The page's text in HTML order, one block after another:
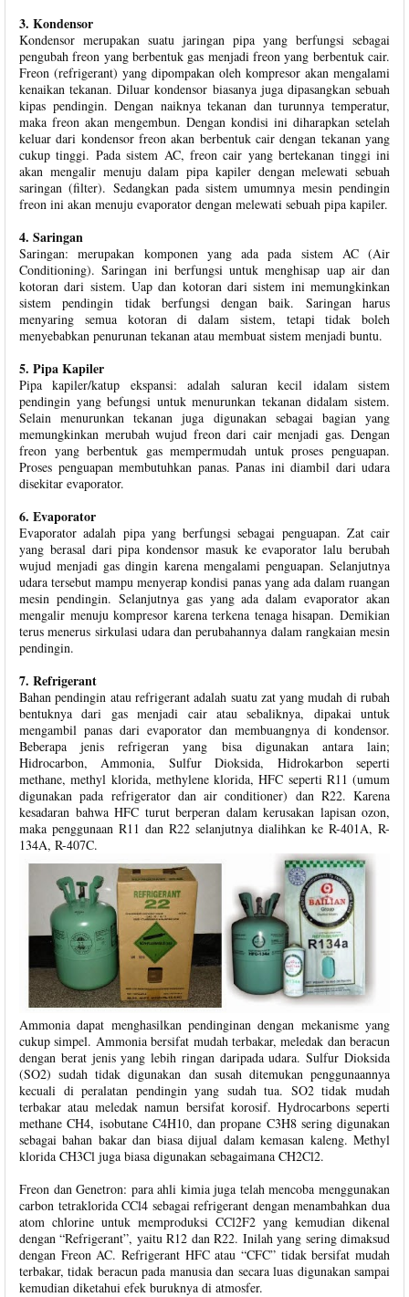
3. Kondensor
Kondensor merupakan suatu jaringan pipa yang berfungsi sebagai
pengubah freon yang berbentuk gas menjadi freon yang berbentuk cair.
Freon (refrigerant) yang dipompakan oleh kompresor akan mengalami
kenaikan tekanan. Diluar kondensor biasanya juga dipasangkan sebuah
kipas pendingin. Dengan naiknya tekanan dan turunnya temperatur,
maka freon akan mengembun. Dengan kondisi ini diharapkan setelah
keluar dari kondensor freon akan berbentuk cair dengan tekanan yang
cukup tinggi. Pada sistem AC, freon cair yang bertekanan tinggi ini
akan mengalir menuju dalam pipa kapiler dengan melewati sebuah
saringan (filter). Sedangkan pada sistem umumnya mesin pendingin
freon ini akan menuju evaporator dengan melewati sebuah pipa kapiler.
4. Saringan
Saringan: merupakan komponen yang ada pada sistem AC (Air
Conditioning). Saringan ini berfungsi untuk menghisap uap air dan
kotoran dari sistem. Uap dan kotoran dari sistem ini memungkinkan
sistem pendingin tidak berfungsi dengan baik. Saringan harus
menyaring semua kotoran di dalam sistem, tetapi tidak boleh
menyebabkan penurunan tekanan atau membuat sistem menjadi buntu.
5. Pipa Kapiler
Pipa kapiler/katup ekspansi: adalah saluran kecil idalam sistem
pendingin yang befungsi untuk menurunkan tekanan didalam sistem.
Selain menurunkan tekanan juga digunakan sebagai bagian yang
memungkinkan merubah wujud freon dari cair menjadi gas. Dengan
freon yang berbentuk gas mempermudah untuk proses penguapan.
Proses penguapan membutuhkan panas. Panas ini diambil dari udara
disekitar evaporator.
6. Evaporator
Evaporator adalah pipa yang berfungsi sebagai penguapan. Zat cair
yang berasal dari pipa kondensor masuk ke evaporator lalu berubah
wujud menjadi gas dingin karena mengalami penguapan. Selanjutnya
udara tersebut mampu menyerap kondisi panas yang ada dalam ruangan
mesin pendingin. Selanjutnya gas yang ada dalam evaporator akan
mengalir menuju kompresor karena terkena tenaga hisapan. Demikian
terus menerus sirkulasi udara dan perubahannya dalam rangkaian mesin
pendingin.
7. Refrigerant
Bahan pendingin atau refrigerant adalah suatu zat yang mudah di rubah
bentuknya dari gas menjadi cair atau sebaliknya, dipakai untuk
mengambil panas dari evaporator dan membuangnya di kondensor.
Beberapa jenis refrigeran yang bisa digunakan antara lain;
Hidrocarbon, Ammonia, Sulfur Dioksida, Hidrokarbon seperti
methane, methyl klorida, methylene klorida, HFC seperti R11 (umum
digunakan pada refrigerator dan air conditioner) dan R22. Karena
kesadaran bahwa HFC turut berperan dalam kerusakan lapisan ozon,
maka penggunaan R11 dan R22 selanjutnya dialihkan ke R-401A, R-
134A, R-407C.
Ammonia dapat menghasilkan pendinginan dengan mekanisme yang
cukup simpel. Ammonia bersifat mudah terbakar, meledak dan beracun
dengan berat jenis yang lebih ringan daripada udara. Sulfur Dioksida
(SO2) sudah tidak digunakan dan susah ditemukan penggunaannya
kecuali di peralatan pendingin yang sudah tua. SO2 tidak mudah
terbakar atau meledak namun bersifat korosif. Hydrocarbons seperti
methane CH4, isobutane C4H10, dan propane C3H8 sering digunakan
sebagai bahan bakar dan biasa dijual dalam kemasan kaleng. Methyl
klorida CH3Cl juga biasa digunakan sebagaimana CH2Cl2.
Freon dan Genetron: para ahli kimia juga telah mencoba menggunakan
carbon tetraklorida CCl4 sebagai refrigerant dengan menambahkan dua
atom chlorine untuk memproduksi CCl2F2 yang kemudian dikenal
dengan “Refrigerant”, yaitu R12 dan R22. Inilah yang sering dimaksud
dengan Freon AC. Refrigerant HFC atau “CFC” tidak bersifat mudah
terbakar, tidak beracun pada manusia dan secara luas digunakan sampai
kemudian diketahui efek buruknya di atmosfer.